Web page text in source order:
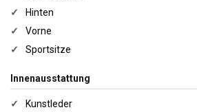
✓
Hinten
✓
Vorne
✓
Sportsitze
Innenausstattung
✓ Kunstleder